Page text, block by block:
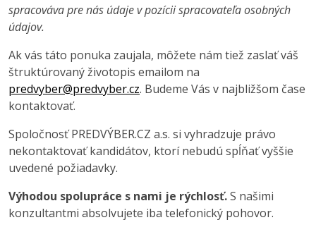
spracováva pre nás údaje v pozícii spracovateľa osobných
údajov.
Ak vás táto ponuka zaujala, môžete nám tiež zaslať váš
štruktúrovaný životopis emailom na
predvyber@predvyber.cz. Budeme Vás v najbližšom čase
kontaktovať.
Spoločnosť PREDVÝBER.CZ a.s. si vyhradzuje právo
nekontaktovať kandidátov, ktorí nebudú spĺňať vyššie
uvedené požiadavky.
Výhodou spolupráce s nami je rýchlosť.S našimi
konzultantmi absolvujete iba telefonický pohovor.